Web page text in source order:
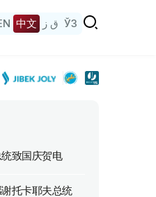
中文 ق ز ЎЗ
致国庆贺电
托卡耶夫总统